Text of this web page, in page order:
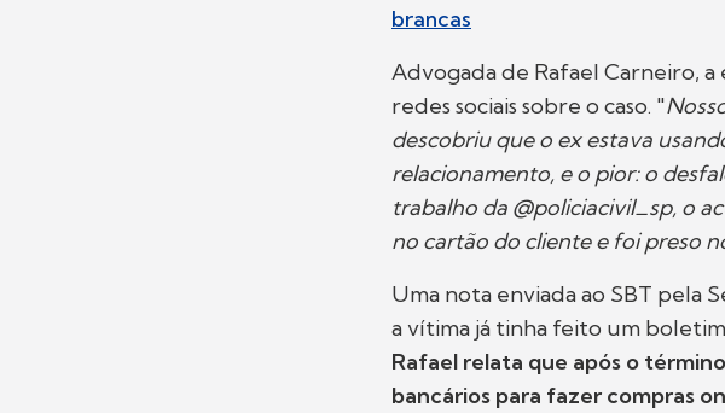
brancas
Advogada de Rafael Carneiro,
redes sociais sobre o caso. "
descobriu que o ex estava
relacionamento, e o pior: o
trabalho da @policiacivil_sp, o
no cartão do cliente e foi preso
Uma nota enviada ao SBT pela
a vítima já tinha feito um
Rafael relata que após o
bancários para fazer compras